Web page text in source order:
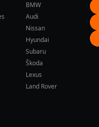
BMW
Audi
Nissan
Hyundai
Subaru
Škoda
Lexus
Land Rover